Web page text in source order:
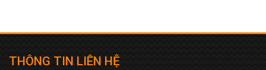
THÔNG TIN LIÊN HỆ